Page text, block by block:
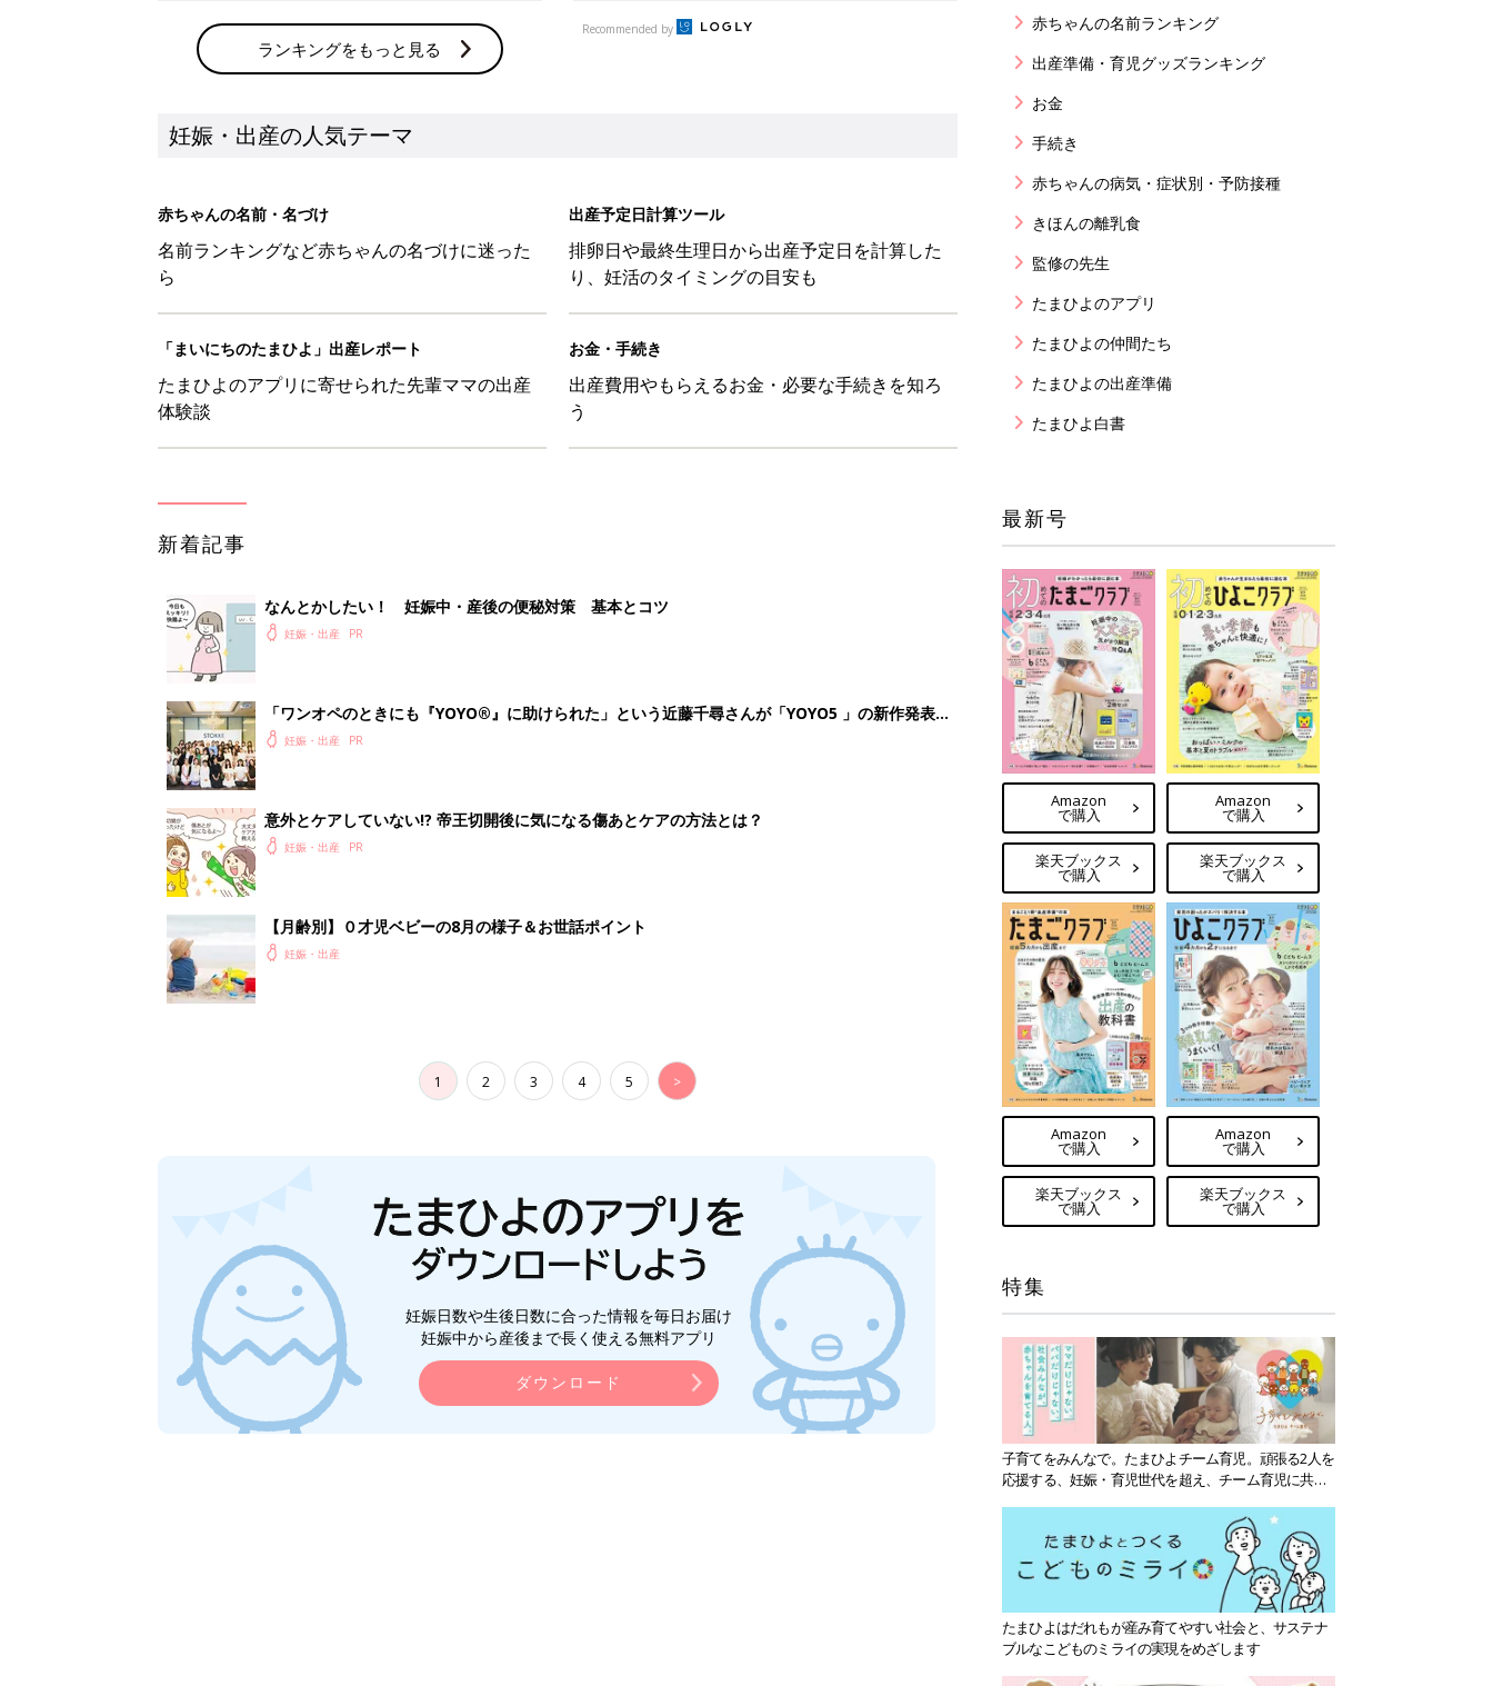
ランキングをもっと見る
Recommended by
妊娠・出産の人気テーマ
赤ちゃんの名前・名づけ
名前ランキングなど赤ちゃんの名づけに迷った
ら
出産予定日計算ツール
排卵日や最終生理日から出産予定日を計算した
り、妊活のタイミングの目安も
「まいにちのたまひよ」出産レポート
たまひよのアプリに寄せられた先輩ママの出産
体験談
お金・手続き
出産費用やもらえるお金・必要な手続きを知ろ
う
新着記事
なんとかしたい！ 妊娠中・産後の便秘対策 基本とコツ
妊娠・出産
「ワンオペのときにも『YOYO®』に助けられた」という近藤千尋さんが「YOYO5 」の新作発表
会に登場。「YOYO®」を愛用し続けている魅力とは!?
妊娠・出産
意外とケアしていない!? 帝王切開後に気になる傷あとケアの方法とは？
妊娠・出産
【月齢別】０才児ベビーの8月の様子＆お世話ポイント
妊娠・出産
1 2 3 4 5 >
妊娠日数や生後日数に合った情報を毎日お届け
妊娠中から産後まで長く使える無料アプリ
ダウンロード
赤ちゃんの名前ランキング
出産準備・育児グッズランキング
お金
手続き
赤ちゃんの病気・症状別・予防接種
きほんの離乳食
監修の先生
たまひよのアプリ
たまひよの仲間たち
たまひよの出産準備
たまひよ白書
最新号
Amazon
で購入
楽天ブックス
で購入
Amazon
で購入
楽天ブックス
で購入
Amazon
で購入
楽天ブックス
で購入
Amazon
で購入
楽天ブックス
で購入
特集
子育てをみんなで。たまひよチーム育児。頑張る2人を
応援する、妊娠・育児世代を超え、チーム育児に共感
たまひよはだれもが産み育てやすい社会と、サステナ
ブルなこどものミライの実現をめざします